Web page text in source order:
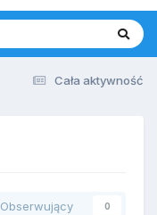
Cała aktywność
Obserwujący 0